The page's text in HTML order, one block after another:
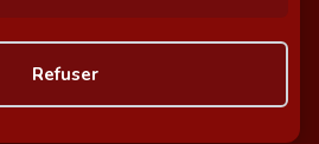
Refuser
| Site internet réalisé par
Awelty